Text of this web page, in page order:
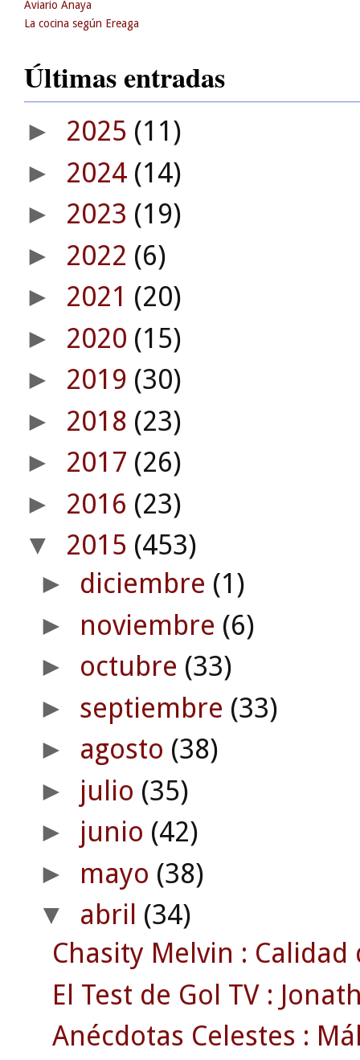
Aviario Anaya
La cocina según Ereaga
Últimas entradas
► 2025 (11)
► 2024 (14)
► 2023 (19)
► 2022 (6)
► 2021 (20)
► 2020 (15)
► 2019 (30)
► 2018 (23)
► 2017 (26)
► 2016 (23)
▼ 2015 (453)
► diciembre (1)
► noviembre (6)
► octubre (33)
► septiembre (33)
► agosto (38)
► julio (35)
► junio (42)
► mayo (38)
▼ abril (34)
Chasity Melvin :
El Test de Gol TV :
Anécdotas Celestes :